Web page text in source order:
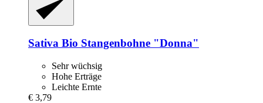
Sativa Bio Stangenbohne "Donna"
Sehr wüchsig
Hohe Erträge
Leichte Ernte
€ 3,79